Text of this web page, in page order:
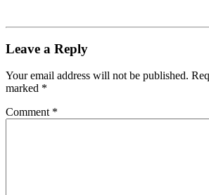
Leave a Reply
Your email address will not be published.
marked *
Comment *